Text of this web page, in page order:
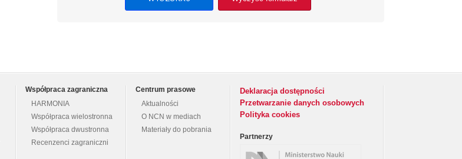
Współpraca zagraniczna
HARMONIA
Współpraca wielostronna
Współpraca dwustronna
Recenzenci zagraniczni
Centrum prasowe
Aktualności
O NCN w mediach
Materiały do pobrania
Deklaracja dostępności
Przetwarzanie danych osobowych
Polityka cookies
Partnerzy